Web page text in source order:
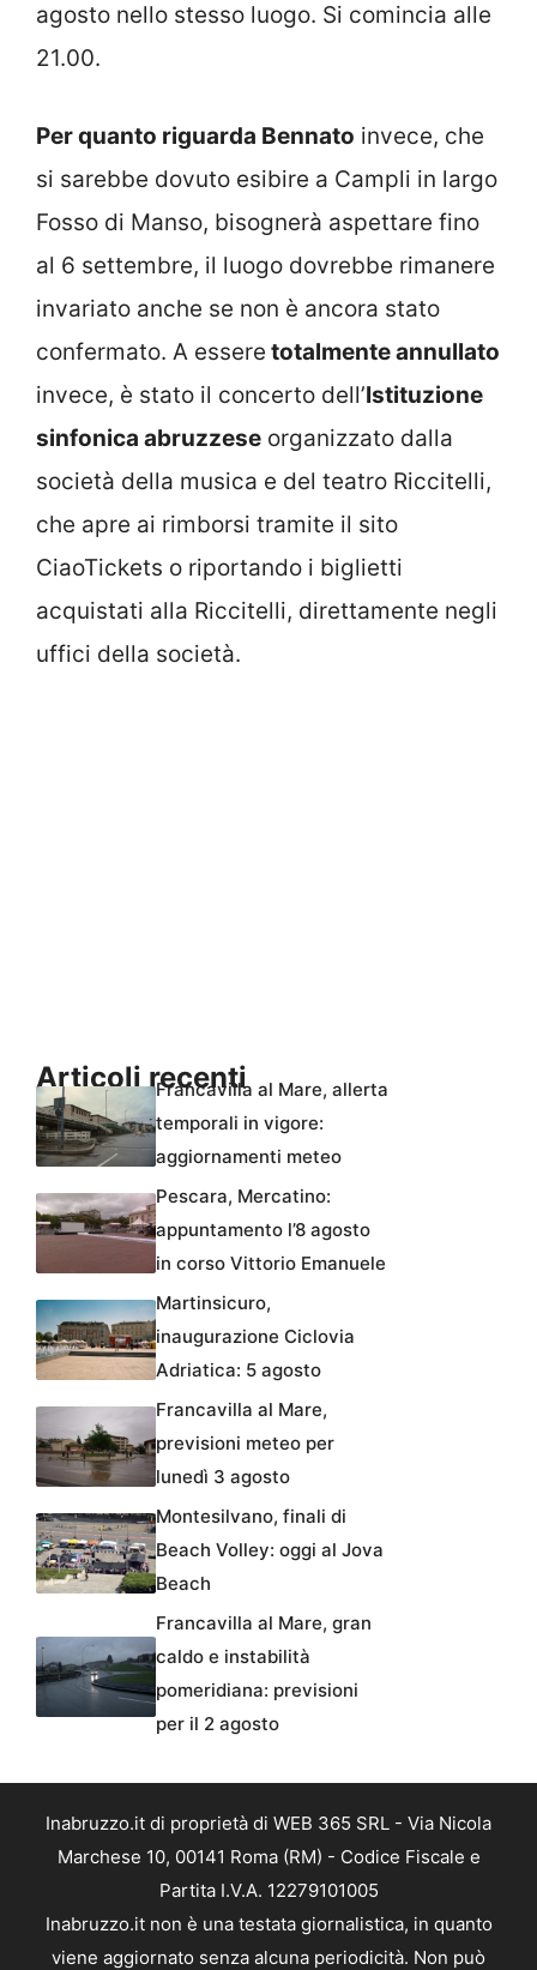
agosto nello stesso luogo. Si comincia alle
21.00.
Per quanto riguarda Bennato invece, che
si sarebbe dovuto esibire a Campli in largo
Fosso di Manso, bisognerà aspettare fino
al 6 settembre, il luogo dovrebbe rimanere
invariato anche se non è ancora stato
confermato. A essere totalmente annullato
invece, è stato il concerto dell’Istituzione
sinfonica abruzzese organizzato dalla
società della musica e del teatro Riccitelli,
che apre ai rimborsi tramite il sito
CiaoTickets o riportando i biglietti
acquistati alla Riccitelli, direttamente negli
uffici della società.
Articoli recentiFrancavilla al Mare, allerta
temporali in vigore:
aggiornamenti meteo
Pescara, Mercatino:
appuntamento l’8 agosto
in corso Vittorio Emanuele
Martinsicuro,
inaugurazione Ciclovia
Adriatica: 5 agosto
Francavilla al Mare,
previsioni meteo per
lunedì 3 agosto
Montesilvano, finali di
Beach Volley: oggi al Jova
Beach
Francavilla al Mare, gran
caldo e instabilità
pomeridiana: previsioni
per il 2 agosto
Inabruzzo.it di proprietà di WEB 365 SRL - Via Nicola
Marchese 10, 00141 Roma (RM) - Codice Fiscale e
Partita I.V.A. 12279101005
Inabruzzo.it non è una testata giornalistica, in quanto
viene aggiornato senza alcuna periodicità. Non può